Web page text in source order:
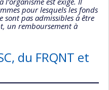
pour lesquels les fonds
sont pas admissibles à être
un remboursement à
du FRQNT et